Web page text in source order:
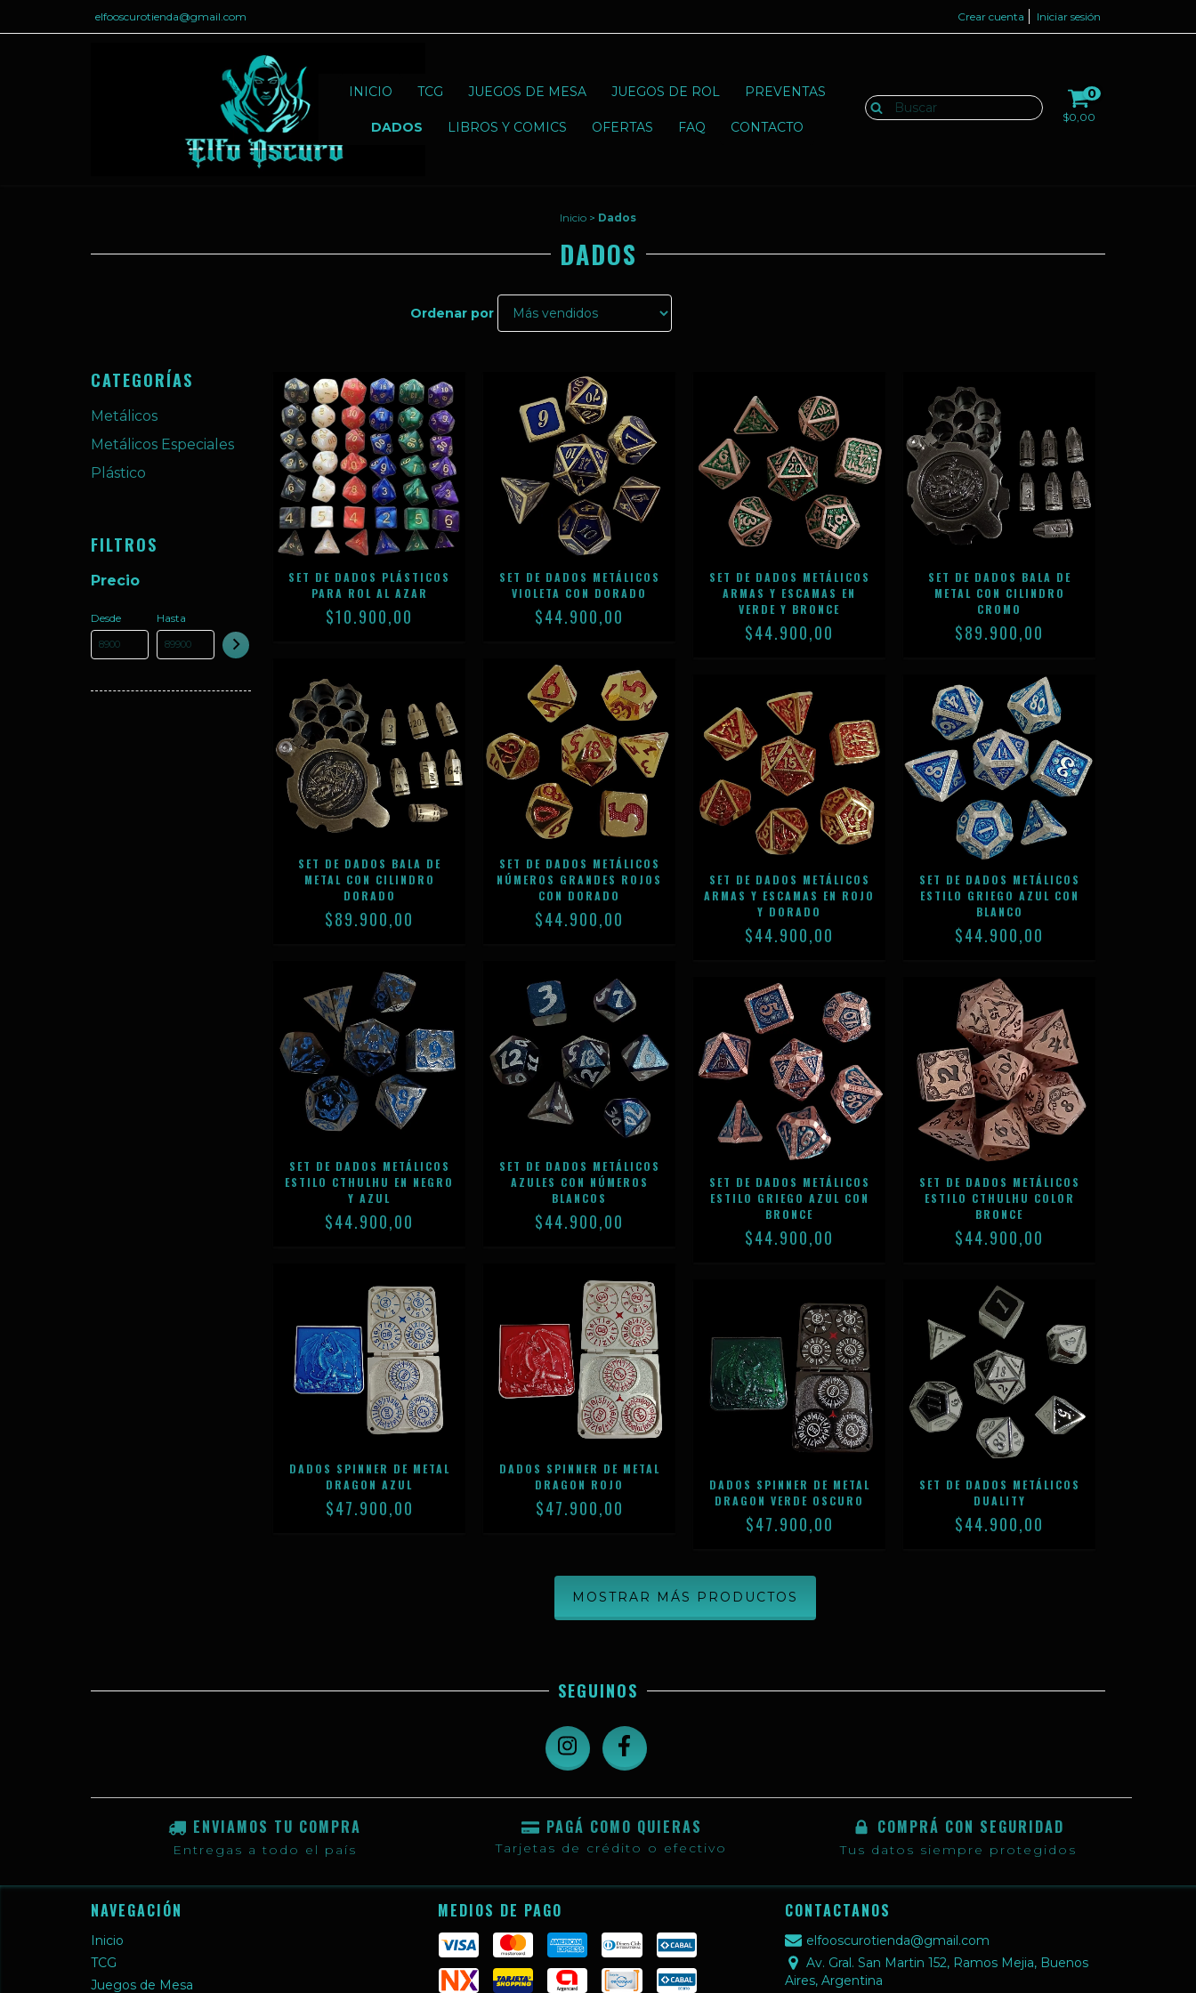
elfooscurotienda@gmail.com Crear cuenta Iniciar sesión
INICIO TCG JUEGOS DE MESA JUEGOS DE ROL PREVENTAS
DADOS LIBROS Y COMICS OFERTAS FAQ CONTACTO
0
$0,00
Inicio > Dados
DADOS
Ordenar por
CATEGORÍAS
Metálicos
Metálicos Especiales
Plástico
FILTROS
Precio
Desde Hasta
SET DE DADOS PLÁSTICOS
PARA ROL AL AZAR
$10.900,00
SET DE DADOS METÁLICOS
VIOLETA CON DORADO
$44.900,00
SET DE DADOS METÁLICOS
ARMAS Y ESCAMAS EN
VERDE Y BRONCE
$44.900,00
SET DE DADOS BALA DE
METAL CON CILINDRO
CROMO
$89.900,00
SET DE DADOS BALA DE
METAL CON CILINDRO
DORADO
$89.900,00
SET DE DADOS METÁLICOS
NÚMEROS GRANDES ROJOS
CON DORADO
$44.900,00
SET DE DADOS METÁLICOS
ARMAS Y ESCAMAS EN ROJO
Y DORADO
$44.900,00
SET DE DADOS METÁLICOS
ESTILO GRIEGO AZUL CON
BLANCO
$44.900,00
SET DE DADOS METÁLICOS
ESTILO CTHULHU EN NEGRO
Y AZUL
$44.900,00
SET DE DADOS METÁLICOS
AZULES CON NÚMEROS
BLANCOS
$44.900,00
SET DE DADOS METÁLICOS
ESTILO GRIEGO AZUL CON
BRONCE
$44.900,00
SET DE DADOS METÁLICOS
ESTILO CTHULHU COLOR
BRONCE
$44.900,00
DADOS SPINNER DE METAL
DRAGON AZUL
$47.900,00
DADOS SPINNER DE METAL
DRAGON ROJO
$47.900,00
DADOS SPINNER DE METAL
DRAGON VERDE OSCURO
$47.900,00
SET DE DADOS METÁLICOS
DUALITY
$44.900,00
MOSTRAR MÁS PRODUCTOS
SEGUINOS
ENVIAMOS TU COMPRA
Entregas a todo el país
PAGÁ COMO QUIERAS
Tarjetas de crédito o efectivo
COMPRÁ CON SEGURIDAD
Tus datos siempre protegidos
NAVEGACIÓN
Inicio
TCG
Juegos de Mesa
MEDIOS DE PAGO CONTACTANOS
elfooscurotienda@gmail.com
Av. Gral. San Martin 152, Ramos Mejia, Buenos
Aires, Argentina